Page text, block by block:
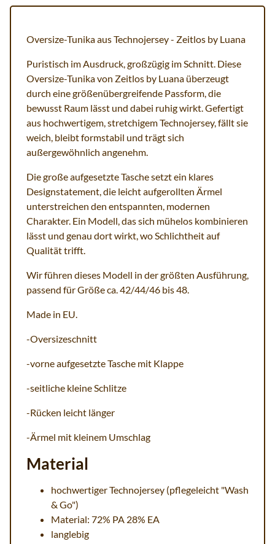
Oversize-Tunika aus Technojersey - Zeitlos by Luana
Puristisch im Ausdruck, großzügig im Schnitt. Diese
Oversize-Tunika von Zeitlos by Luana überzeugt
durch eine größenübergreifende Passform, die
bewusst Raum lässt und dabei ruhig wirkt. Gefertigt
aus hochwertigem, stretchigem Technojersey, fällt sie
weich, bleibt formstabil und trägt sich
außergewöhnlich angenehm.
Die große aufgesetzte Tasche setzt ein klares
Designstatement, die leicht aufgerollten Ärmel
unterstreichen den entspannten, modernen
Charakter. Ein Modell, das sich mühelos kombinieren
lässt und genau dort wirkt, wo Schlichtheit auf
Qualität trifft.
Wir führen dieses Modell in der größten Ausführung,
passend für Größe ca. 42/44/46 bis 48.
Made in EU.
-Oversizeschnitt
-vorne aufgesetzte Tasche mit Klappe
-seitliche kleine Schlitze
-Rücken leicht länger
-Ärmel mit kleinem Umschlag
Material
hochwertiger Technojersey (pflegeleicht "Wash
& Go")
Material: 72% PA 28% EA
langlebig